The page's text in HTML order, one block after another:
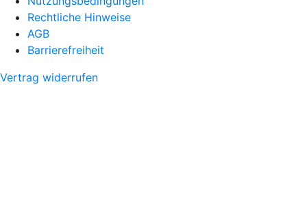
Rechtliche Hinweise
AGB
Barrierefreiheit
Vertrag widerrufen